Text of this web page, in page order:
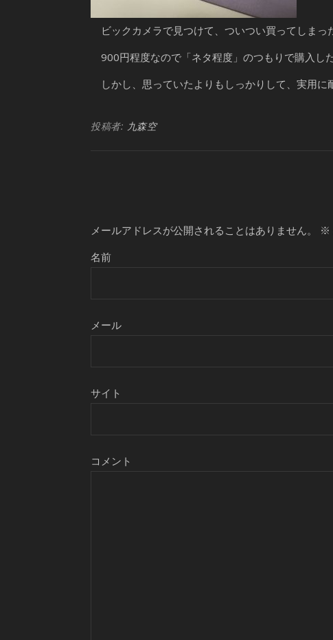
ビックカメラで見つけて、ついつい買ってしまっ
900円程度なので「ネタ程度」のつもりで購入した
しかし、思っていたよりもしっかりして、実用に
投稿者: 九森空
メールアドレスが公開されることはありません。 ※
名前
メール
サイト
コメント